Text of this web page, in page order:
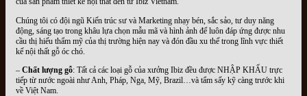
Chúng tôi có đội ngũ Kiến trúc sư và Marketing nhạy bén, sắc sảo, tư duy năng
động, sáng tạo trong khâu lựa chọn mẫu mã và hình ảnh để luôn đáp ứng được nhu
cầu thị hiếu thẩm mỹ của thị trường hiện nay và đón đầu xu thế trong lĩnh vực thiết
kế nội thất gỗ óc chó.
– Chất lượng gỗ: Tất cả các loại gỗ của xưởng Ibiz đều được NHẬP KHẨU trực
tiếp từ nước ngoài như Anh, Pháp, Nga, Mỹ, Brazil…và tẩm sấy kỹ càng trước khi
về Việt Nam.